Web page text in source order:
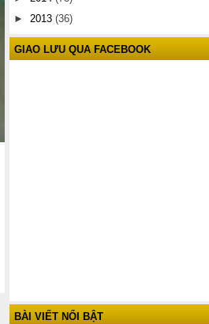
► 2013 (36)
GIAO LƯU QUA FACEBOOK
BÀI VIẾT NỔI BẬT